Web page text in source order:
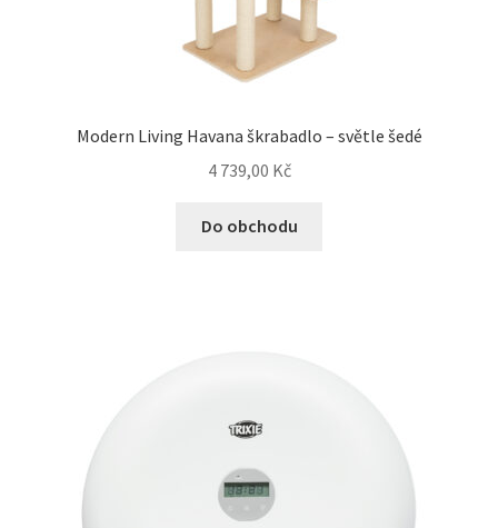
Modern Living Havana škrabadlo – světle šedé
4 739,00 Kč
Do obchodu